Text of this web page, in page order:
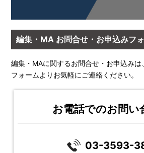
編集・MA お問合せ・お申込みフ
編集・MAに関するお問合せ・お申込み
フォームよりお気軽にご連絡ください。
お電話でのお問い
03-3593-